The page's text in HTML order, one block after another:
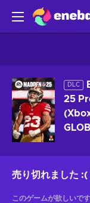
DLC
25
売り切れました :(
このゲームが欲しいで